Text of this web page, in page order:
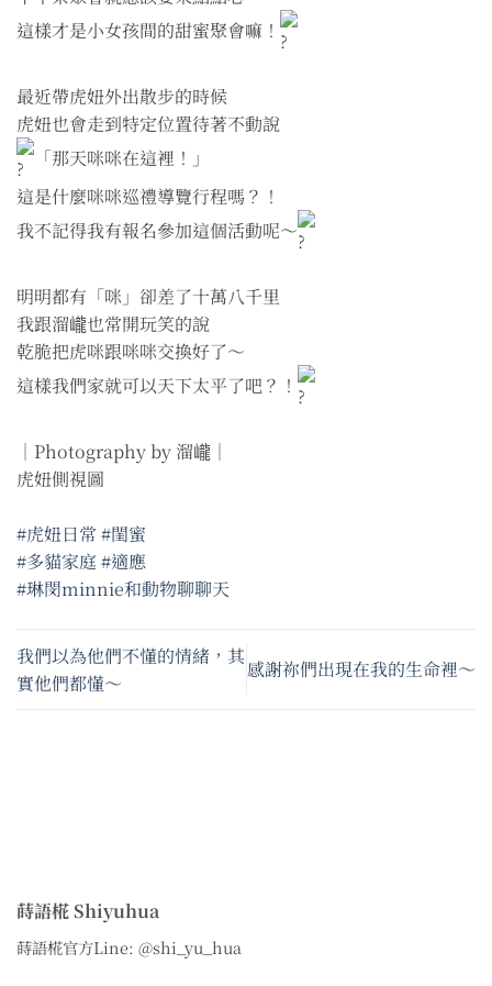
這樣才是小女孩間的甜蜜聚會嘛！
最近帶虎妞外出散步的時候
虎妞也會走到特定位置待著不動說
「那天咪咪在這裡！」
這是什麼咪咪巡禮導覽行程嗎？！
我不記得我有報名參加這個活動呢～
明明都有「咪」卻差了十萬八千里
我跟溜巄也常開玩笑的說
乾脆把虎咪跟咪咪交換好了～
這樣我們家就可以天下太平了吧？！
｜Photography by 溜巄｜
虎妞側視圖
#虎妞日常 #閨蜜
#多貓家庭#適應
#琳閔minnie和動物聊聊天
我們以為他們不懂的情緒，其
實他們都懂～
感謝祢們出現在我的生命裡～
蒔語椛 Shiyuhua
蒔語椛官方Line: @shi_yu_hua